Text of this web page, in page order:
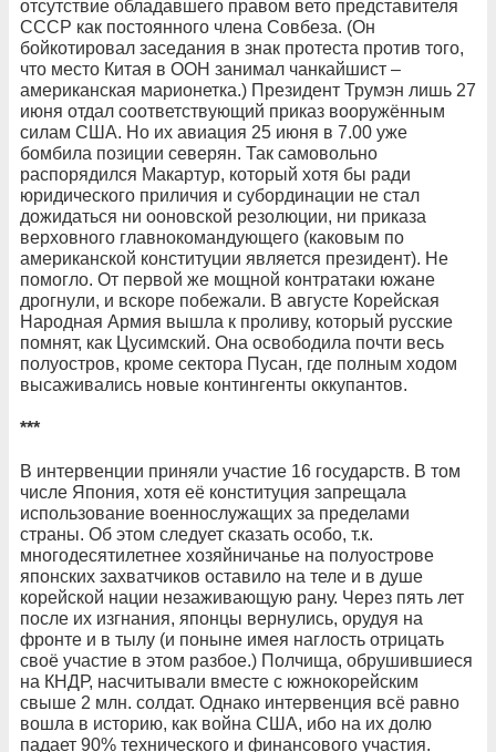
отсутствие обладавшего правом вето представителя
СССР как постоянного члена Совбеза. (Он
бойкотировал заседания в знак протеста против того,
что место Китая в ООН занимал чанкайшист –
американская марионетка.) Президент Трумэн лишь 27
июня отдал соответствующий приказ вооружённым
силам США. Но их авиация 25 июня в 7.00 уже
бомбила позиции северян. Так самовольно
распорядился Макартур, который хотя бы ради
юридического приличия и субординации не стал
дожидаться ни ооновской резолюции, ни приказа
верховного главнокомандующего (каковым по
американской конституции является президент). Не
помогло. От первой же мощной контратаки южане
дрогнули, и вскоре побежали. В августе Корейская
Народная Армия вышла к проливу, который русские
помнят, как Цусимский. Она освободила почти весь
полуостров, кроме сектора Пусан, где полным ходом
высаживались новые контингенты оккупантов.
***
В интервенции приняли участие 16 государств. В том
числе Япония, хотя её конституция запрещала
использование военнослужащих за пределами
страны. Об этом следует сказать особо, т.к.
многодесятилетнее хозяйничанье на полуострове
японских захватчиков оставило на теле и в душе
корейской нации незаживающую рану. Через пять лет
после их изгнания, японцы вернулись, орудуя на
фронте и в тылу (и поныне имея наглость отрицать
своё участие в этом разбое.) Полчища, обрушившиеся
на КНДР, насчитывали вместе с южнокорейским
свыше 2 млн. солдат. Однако интервенция всё равно
вошла в историю, как война США, ибо на их долю
падает 90% технического и финансового участия.